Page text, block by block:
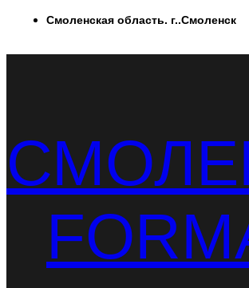
ПерейтиСмоленская область. г..Смоленск